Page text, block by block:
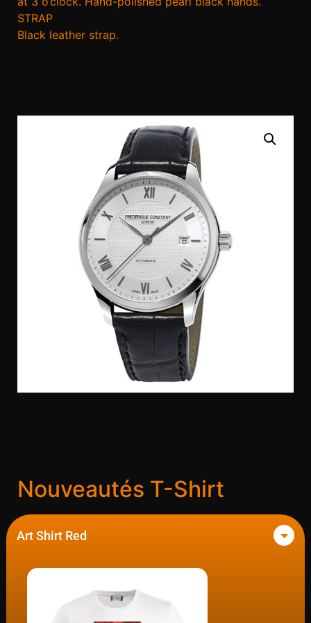
STRAP
Black leather strap.
Nouveautés T-Shirt
Art Shirt Red